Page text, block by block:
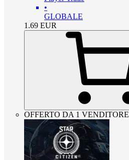
•
GLOBALE
1.69 EUR
OFFERTO DA 1 VENDITORE